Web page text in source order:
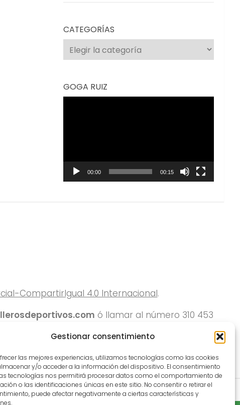
Gestionar consentimiento
las mejores experiencias, utilizamos tecnologías como las cookies
y/o acceder a la información del dispositivo. El consentimiento
tecnologías nos permitirá procesar datos como el comportamiento de
o las identificaciones únicas en este sitio. No consentir o retirar el
puede afectar negativamente a ciertas características y
CATEGORÍAS
Categorías
GOGA RUIZ
00:00 00:15
CompartirIgual 4.0 Internacional.
ó llamar al número 310 453